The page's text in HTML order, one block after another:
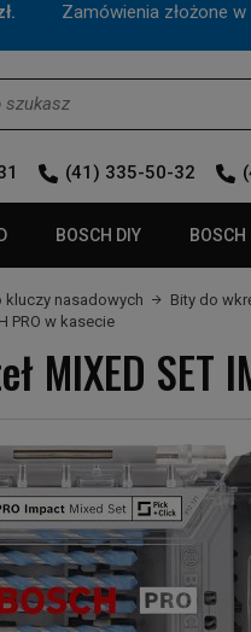
Zamówienia złożone w
(41) 335-50-32
BOSCH DIY
kluczy nasadowych Bity do
PRO w kasecie
SET